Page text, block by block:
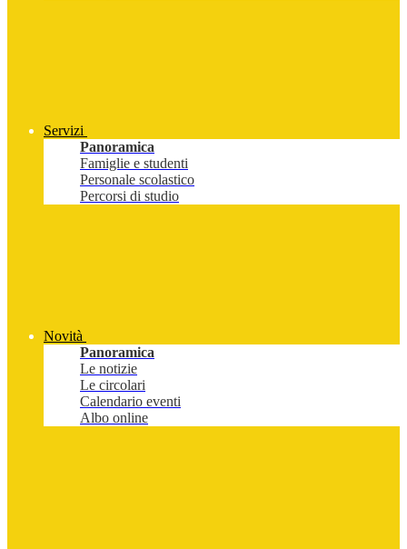
Servizi
Panoramica
Famiglie e studenti
Personale scolastico
Percorsi di studio
Novità
Panoramica
Le notizie
Le circolari
Calendario eventi
Albo online